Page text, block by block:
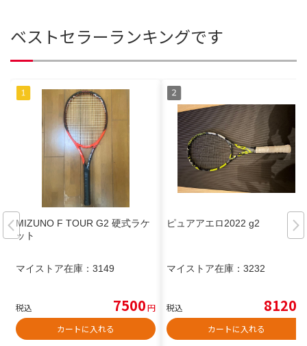
ベストセラーランキングです
MIZUNO F TOUR G2 硬式ラケ
ット
マイストア在庫： 3149
税込 7500円
カートに入れる
ピュアアエロ2022 g2
マイストア在庫： 3232
税込 8120
カートに入れる